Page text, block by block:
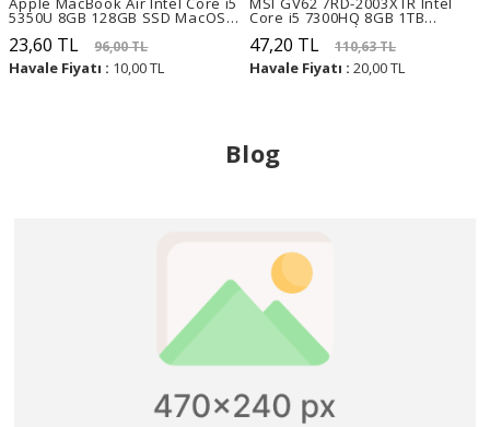
5350U 8GB 128GB SSD MacOS
23,60 TL 96,00 TL
Havale Fiyatı : 10,00 TL
Core i5 7300HQ 8GB 1TB
GTX1050 Freedos 15.6
47,20 TL 110,63 TL
Havale Fiyatı : 20,00 TL
Blog